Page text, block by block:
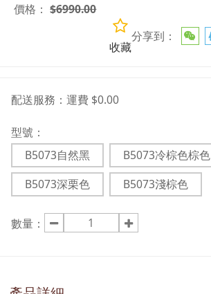
價格：$6990.00
分享到：
收藏
配送服務： 運費 $0.00
型號：
B5073自然黑
B5073冷棕色棕色
B5073深栗色
B5073淺棕色
數量：